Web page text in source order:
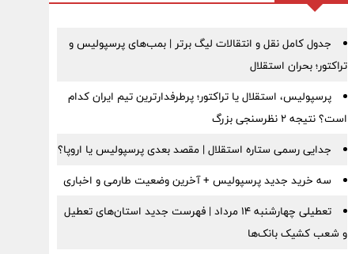
جدول کامل نقل و انتقالات لیگ برتر | بمب‌های پرسپولیس و
تراکتور؛ بحران استقلال
پرسپولیس، استقلال یا تراکتور؛ پرطرفدارترین تیم ایران کدام
است؟ نتیجه ۲ نظرسنجی بزرگ
جدایی رسمی ستاره استقلال | مقصد بعدی پرسپولیس یا اروپا؟
سه خرید جدید پرسپولیس + آخرین وضعیت طارمی و اخباری
تعطیلی چهارشنبه ۱۴ مرداد | فهرست جدید استان‌های تعطیل
و شعب کشیک بانک‌ها